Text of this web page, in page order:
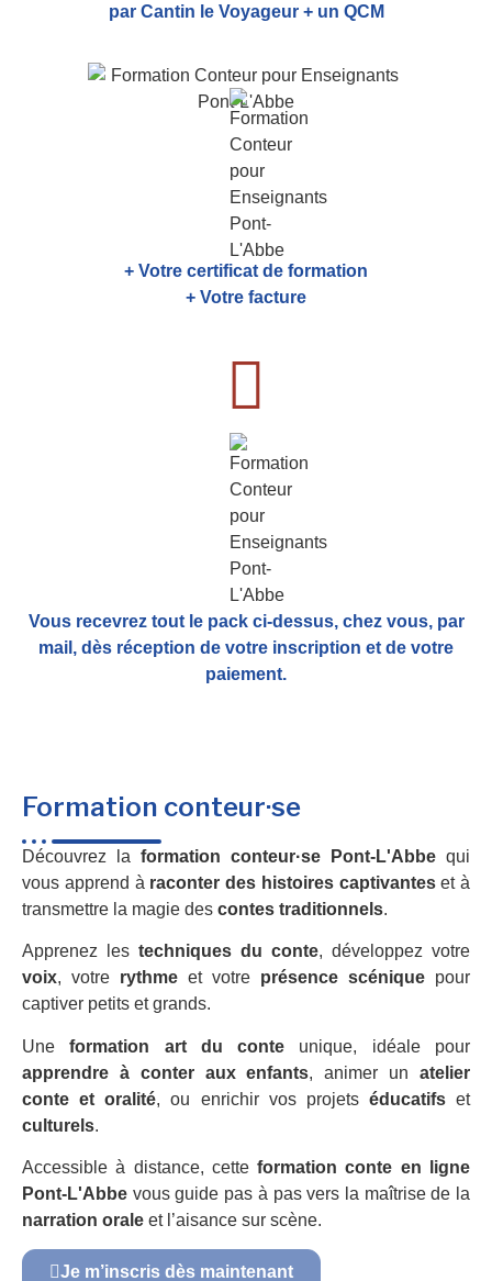
par Cantin le Voyageur + un QCM
+ Votre certificat de formation
+ Votre facture
Vous recevrez tout le pack ci-dessus, chez vous, par
mail, dès réception de votre inscription et de votre
paiement.
Formation conteur·se
Découvrez la formation conteur·se Pont-L'Abbe qui
vous apprend à raconter des histoires captivanteset à
transmettre la magie des contes traditionnels.
Apprenez les techniques du conte, développez votre
voix, votre rythme et votre présence scénique pour
captiver petits et grands.
Uneformation art du conte unique, idéale pour
apprendre à conter aux enfants, animer unatelier
conte et oralité, ou enrichir vos projets éducatifset
culturels.
Accessible à distance, cetteformation conte en ligne
Pont-L'Abbe vous guide pas à pas vers la maîtrise de la
narration orale et l’aisance sur scène.
Je m’inscris dès maintenant